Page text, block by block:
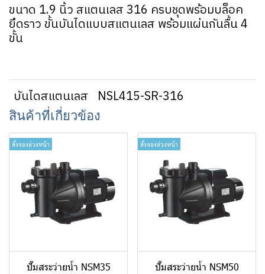
ขนาด 1.9 นิ้ว สแตนเลส 316 ครบชุดพร้อมบล็อค
ยึดราว ขั้นบันไดแบบสแตนเลส พร้อมแผ่นกันลื้น 4
ขั้น
บันไดสแตนเลส NSL415-SR-316
สินค้าที่เกี่ยวข้อง
สั่งจองล่วงหน้า
ปั๊มสระว่ายน้ำ NSM35
สั่งจองล่วงหน้า
ปั๊มสระว่ายน้ำ NSM50